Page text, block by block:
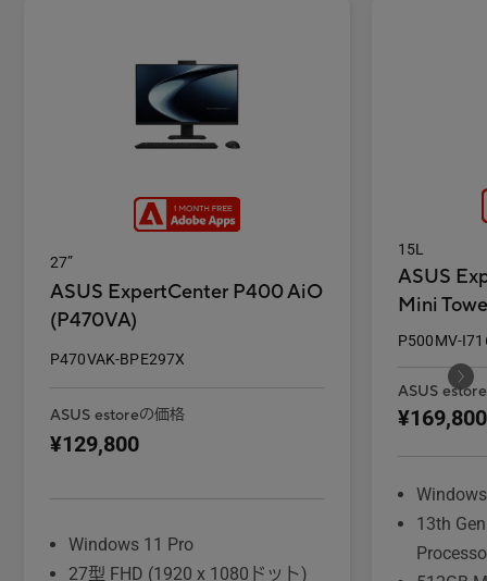
27”
ASUS ExpertCenter P400 AiO
(P470VA)
P470VAK-BPE297X
ASUS estoreの価格
¥129,800
Windows 11 Pro
27型 FHD (1920 x 1080ドット)
15L
ASUS
Mini
P500MV-
ASUS
¥169,800
13th